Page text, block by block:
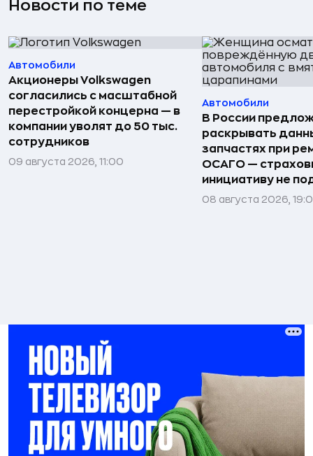
Новости по теме
Автомобили
Акционеры Volkswagen
согласились с масштабной
перестройкой концерна — в
компании уволят до 50 тыс.
сотрудников
09 августа 2026, 11:00
Автомобили
В России
раскрывать
запчастях при
ОСАГО —
инициативу не
08 августа 2026,